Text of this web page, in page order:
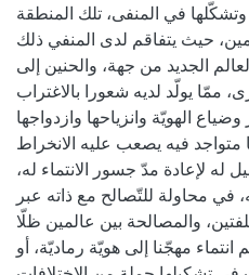
في المنفى، تلك المنطقة
حيث يتفاقم لدى المنفي ذلك
الجديد من جهة، والحنين إلى
ممّا يولّد لديه شعورا بالاغتراب
الهويّة وانزياحها وازدواجها
متواجد فيه يصعب عليه الانخراط
له لإعادة مدّ جسور الانتماء له،
محاولة للتّصالح مع ذاته عبر
والمصالحة بين عالمين ظلّا
مهجّنا إلى هويّة رماديّة، أو